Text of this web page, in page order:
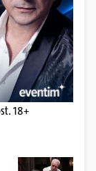
18+